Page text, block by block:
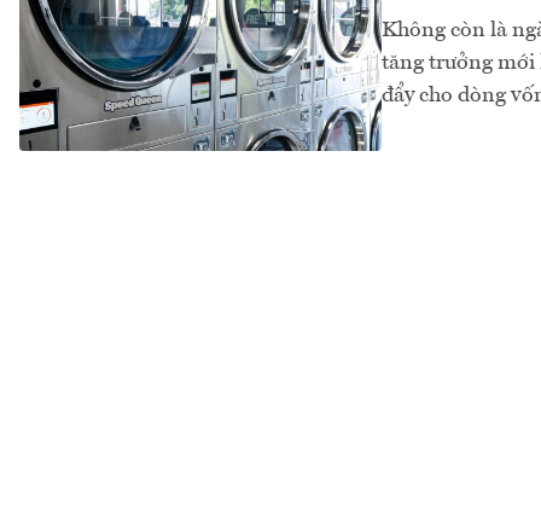
Không còn là
tăng trưởng mới
đẩy cho dòng